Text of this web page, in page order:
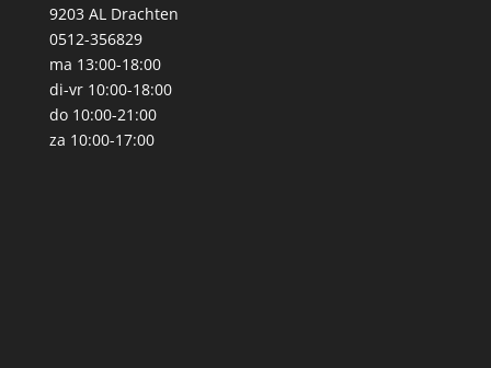
9203 AL Drachten
0512-356829
ma 13:00-18:00
di-vr 10:00-18:00
do 10:00-21:00
za 10:00-17:00